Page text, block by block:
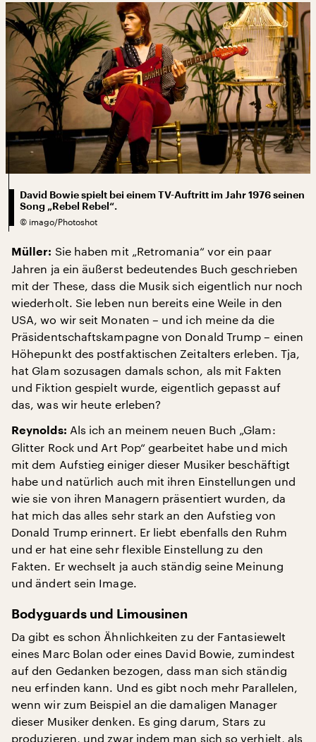
David Bowie spielt bei einem TV-Auftritt im Jahr 1976 seinen
Song „Rebel Rebel“.
© imago/Photoshot
Müller: Sie haben mit „Retromania“ vor ein paar
Jahren ja ein äußerst bedeutendes Buch geschrieben
mit der These, dass die Musik sich eigentlich nur noch
wiederholt. Sie leben nun bereits eine Weile in den
USA, wo wir seit Monaten – und ich meine da die
Präsidentschaftskampagne von Donald Trump – einen
Höhepunkt des postfaktischen Zeitalters erleben. Tja,
hat Glam sozusagen damals schon, als mit Fakten
und Fiktion gespielt wurde, eigentlich gepasst auf
das, was wir heute erleben?
Reynolds: Als ich an meinem neuen Buch „Glam:
Glitter Rock und Art Pop“ gearbeitet habe und mich
mit dem Aufstieg einiger dieser Musiker beschäftigt
habe und natürlich auch mit ihren Einstellungen und
wie sie von ihren Managern präsentiert wurden, da
hat mich das alles sehr stark an den Aufstieg von
Donald Trump erinnert. Er liebt ebenfalls den Ruhm
und er hat eine sehr flexible Einstellung zu den
Fakten. Er wechselt ja auch ständig seine Meinung
und ändert sein Image.
Bodyguards und Limousinen
Da gibt es schon Ähnlichkeiten zu der Fantasiewelt
eines Marc Bolan oder eines David Bowie, zumindest
auf den Gedanken bezogen, dass man sich ständig
neu erfinden kann. Und es gibt noch mehr Parallelen,
wenn wir zum Beispiel an die damaligen Manager
dieser Musiker denken. Es ging darum, Stars zu
produzieren, und zwar indem man sich so verhielt, als